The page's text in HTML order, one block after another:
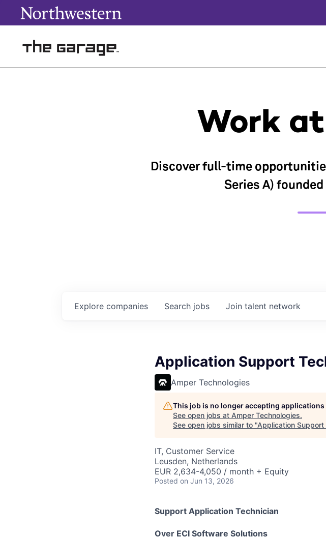
Work
Discover full-time
Series A)
Search jobs
Explore companies Join talent network
Application Support
Amper Technologies
This job is no longer accepting applications
See open jobs at Amper Technologies.
See open jobs similar to "Application Support
IT, Customer Service
Leusden, Netherlands
EUR 2,634-4,050 / month + Equity
Posted on Jun 13, 2026
Support Application Technician
Over ECI Software Solutions